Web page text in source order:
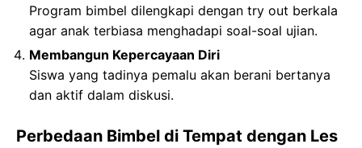
Program bimbel dilengkapi dengan try out berkala
agar anak terbiasa menghadapi soal-soal ujian.
Membangun Kepercayaan Diri
Siswa yang tadinya pemalu akan berani bertanya
dan aktif dalam diskusi.
Perbedaan Bimbel di Tempat dengan Les